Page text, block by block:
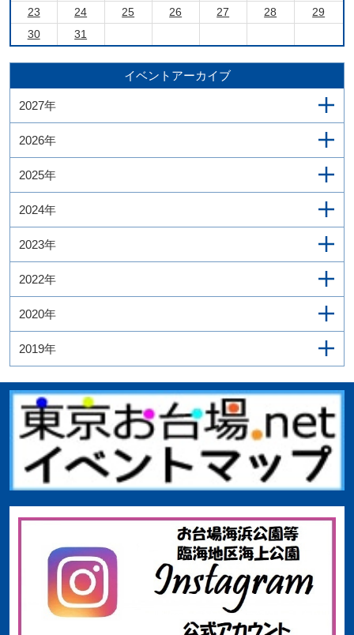
23 24 25 26 27 28
29
30
31
イベントアーカイブ
2027年
2026年
2025年
2024年
2023年
2022年
2020年
2019年